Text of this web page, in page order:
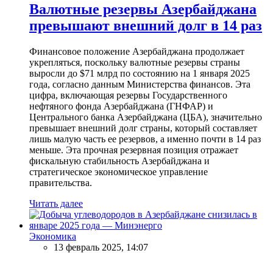
Валютные резервы Азербайджана
превышают внешний долг в 14 раз
Финансовое положение Азербайджана продолжает
укрепляться, поскольку валютные резервы страны
выросли до $71 млрд по состоянию на 1 января 2025
года, согласно данным Министерства финансов. Эта
цифра, включающая резервы Государственного
нефтяного фонда Азербайджана (ГНФАР) и
Центрального банка Азербайджана (ЦБА), значительно
превышает внешний долг страны, который составляет
лишь малую часть ее резервов, а именно почти в 14 раз
меньше. Эта прочная резервная позиция отражает
фискальную стабильность Азербайджана и
стратегическое экономическое управление
правительства.
Читать далее
Экономика
13 февраль 2025, 14:07